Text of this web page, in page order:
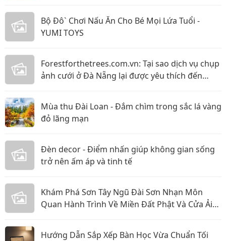
Bộ Đô` Chơi Nấu Ăn Cho Bé Mọi Lứa Tuổi -
YUMI TOYS
Forestforthetrees.com.vn: Tại sao dịch vụ chụp
ảnh cưới ở Đà Nẵng lại được yêu thích đến
Mùa thu Đài Loan - Đắm chìm trong sắc lá vàng
đỏ lãng mạn
Đèn decor - Điểm nhấn giúp không gian sống
trở nên ấm áp và tinh tế
Khám Phá Sơn Tây Ngũ Đài Sơn Nhạn Môn
Quan Hành Trình Về Miền Đất Phật Và Cửa Ải
Hướng Dẫn Sắp Xếp Bàn Học Vừa Chuẩn Tối